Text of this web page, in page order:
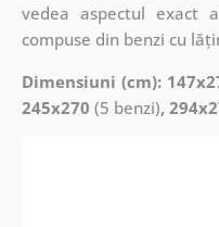
vedea aspectul exact
compuse din benzi cu
Dimensiuni (cm):
245x270 (5 benzi),